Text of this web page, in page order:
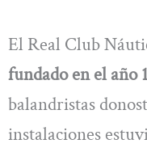
El Real Club
fundado en el año
balandristas
instalaciones